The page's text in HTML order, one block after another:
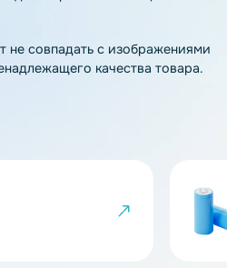
работы. Эти
беспилотных
играет решающую
ненадлежащего качества